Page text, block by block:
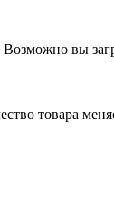
вы
товара